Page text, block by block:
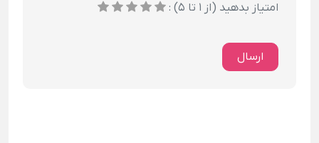
امتیاز بدهید (از 1 تا 5) :
ارسال